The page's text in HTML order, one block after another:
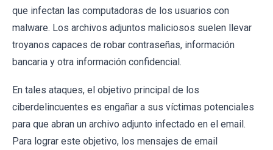
que infectan las computadoras de los usuarios con
malware. Los archivos adjuntos maliciosos suelen llevar
troyanos capaces de robar contraseñas, información
bancaria y otra información confidencial.
En tales ataques, el objetivo principal de los
ciberdelincuentes es engañar a sus víctimas potenciales
para que abran un archivo adjunto infectado en el email.
Para lograr este objetivo, los mensajes de email